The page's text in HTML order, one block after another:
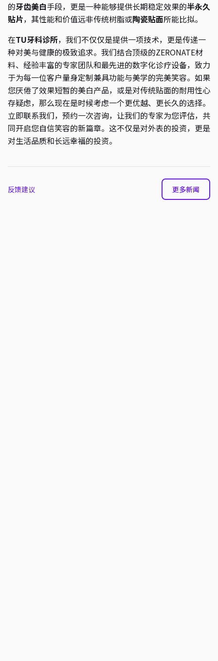
的牙齿美白手段，更是一种能够提供长期稳定效果的半永久
贴片，其性能和价值远非传统树脂或陶瓷贴面所能比拟。
在TU牙科诊所，我们不仅仅是提供一项技术，更是传递一
种对美与健康的极致追求。我们结合顶级的ZERONATE材
料、经验丰富的专家团队和最先进的数字化诊疗设备，致力
于为每一位客户量身定制兼具功能与美学的完美笑容。如果
您厌倦了效果短暂的美白产品，或是对传统贴面的耐用性心
存疑虑，那么现在是时候考虑一个更优越、更长久的选择。
立即联系我们，预约一次咨询，让我们的专家为您评估，共
同开启您自信笑容的新篇章。这不仅是对外表的投资，更是
对生活品质和长远幸福的投资。
反馈建议 更多新闻